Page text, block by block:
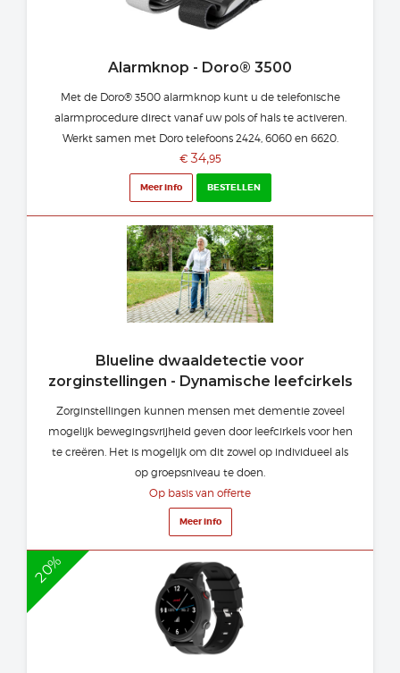
Alarmknop - Doro® 3500
Met de Doro® 3500 alarmknop kunt u de telefonische
alarmprocedure direct vanaf uw pols of hals te activeren.
Werkt samen met Doro telefoons 2424, 6060 en 6620.
€34,95
Meer info BESTELLEN
Blueline dwaaldetectie voor
zorginstellingen - Dynamische leefcirkels
Zorginstellingen kunnen mensen met dementie zoveel
mogelijk bewegingsvrijheid geven door leefcirkels voor hen
te creëren. Het is mogelijk om dit zowel op individueel als
op groepsniveau te doen.
Op basis van offerte
Meer info
20%